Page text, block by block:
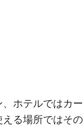
ホテルではカ
る場所ではその